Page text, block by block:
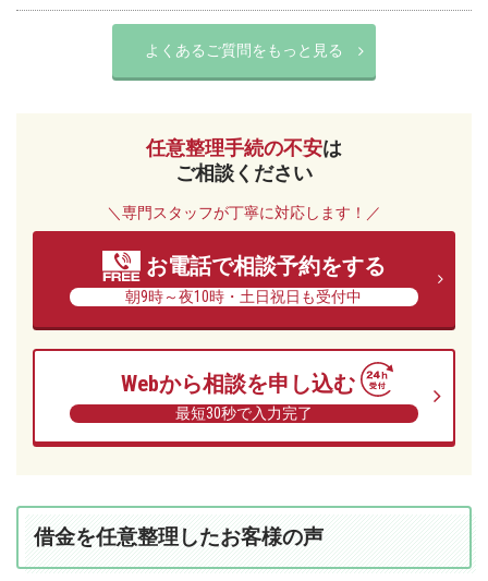
よくあるご質問をもっと見る
任意整理手続の不安は
ご相談ください
＼専門スタッフが丁寧に対応します！／
お電話で相談予約をする
朝9時～夜10時・土日祝日も受付中
Webから相談を申し込む
最短30秒で入力完了
借金を任意整理したお客様の声